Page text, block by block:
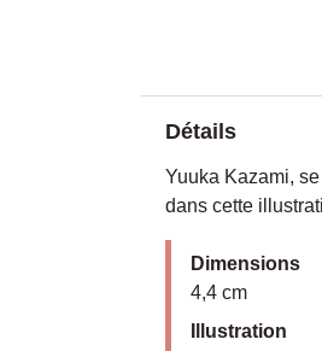
Détails
Yuuka Kazami,
dans cette
Dimensions
4,4 cm
Illustration